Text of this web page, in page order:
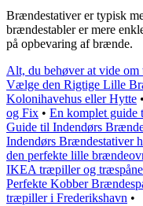
Brændestativer er typisk
brændestabler er mere
på opbevaring af brænde.
Alt, du behøver at vide
Vælge den Rigtige Lille
Kolonihavehus eller Hytte •
og Fix • En komplet
Guide til Indendørs
Indendørs Brændestativer
den perfekte lille
IKEA træpiller og
Perfekte Kobber
træpiller i Frederikshavn •